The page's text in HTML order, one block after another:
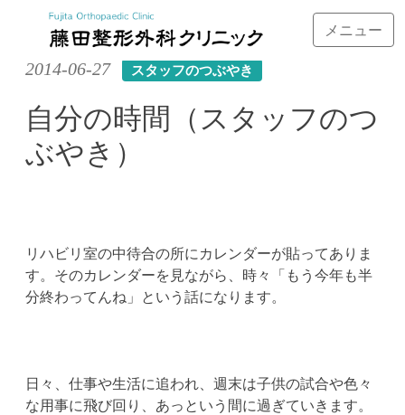
メニュー
2014-06-27 スタッフのつぶやき
自分の時間（スタッフのつ
ぶやき）
リハビリ室の中待合の所にカレンダーが貼ってありま
す。そのカレンダーを見ながら、時々「もう今年も半
分終わってんね」という話になります。
日々、仕事や生活に追われ、週末は子供の試合や色々
な用事に飛び回り、あっという間に過ぎていきます。